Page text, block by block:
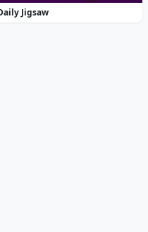
Jigsaw